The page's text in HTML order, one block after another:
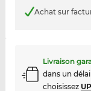
Achat sur
Livraison
dans un
choisissez